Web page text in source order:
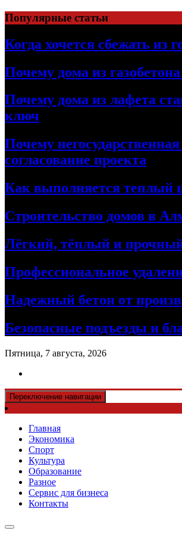
Перейти
к
содержимому
Популярные статьи
Когда хочется сбежать из
Почему дома из
Почему дома из лафета
ключ
Почему
согласование проекта
Как выполняется теплый
Строительство домов в
Лёгкий, тёплый и
Профессиональное
Надежный бетон от
Безопасные подъезды и
Пятница, 7 августа, 2026
Переключение навигации
Главная
Экономика
Спорт
Культура
Образование
Разное
Сервис для бизнеса
Контакты